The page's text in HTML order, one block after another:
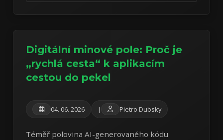
Digitální minové pole: Proč je
„rychlá cesta“ k aplikacím
cestou do pekel
04. 06. 2026 | Pietro Dubsky
Téměř polovina AI-generovaného kódu